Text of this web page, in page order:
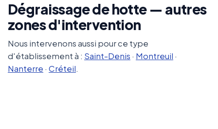
Dégraissage de hotte — autres
zones d'intervention
Nous intervenons aussi pour ce type
d'établissement à : Saint-Denis · Montreuil ·
Nanterre · Créteil.